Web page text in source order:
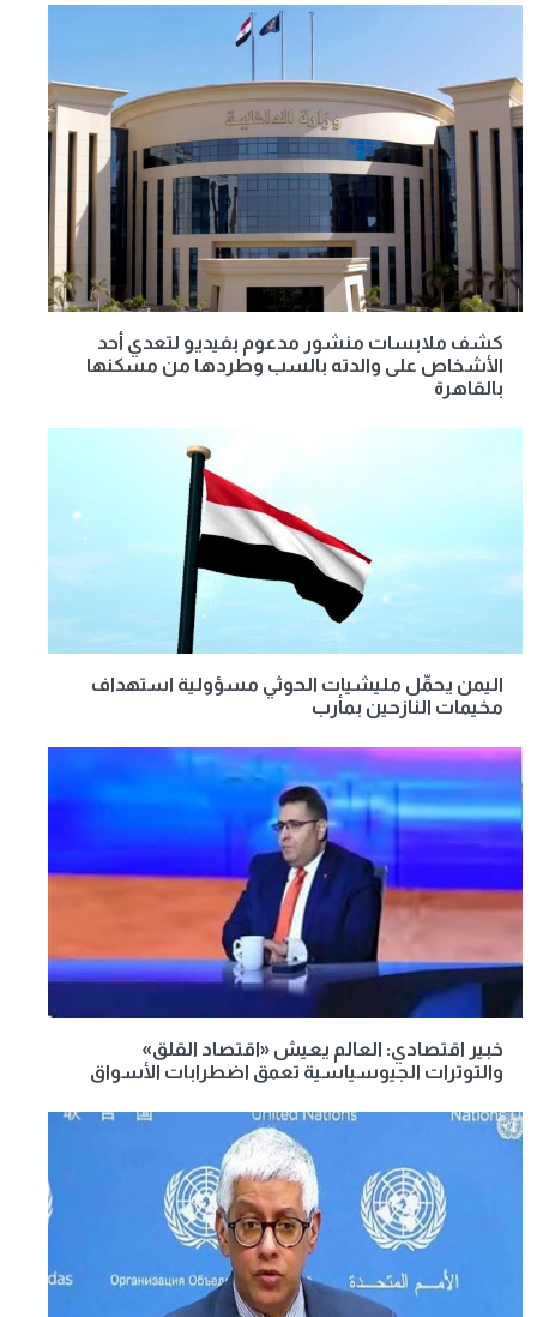
كشف ملابسات منشور مدعوم بفيديو لتعدي أحد
الأشخاص على والدته بالسب وطردها من مسكنها
بالقاهرة
اليمن يحمِّل مليشيات الحوثي مسؤولية استهداف
مخيمات النازحين بمأرب
خبير اقتصادي: العالم يعيش «اقتصاد القلق»
والتوترات الجيوسياسية تعمق اضطرابات الأسواق